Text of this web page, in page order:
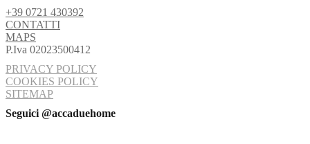
+39 0721 430392
CONTATTI
MAPS
P.Iva 02023500412
PRIVACY POLICY
COOKIES POLICY
SITEMAP
Seguici @accaduehome